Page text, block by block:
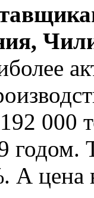
000
годом.
А цена